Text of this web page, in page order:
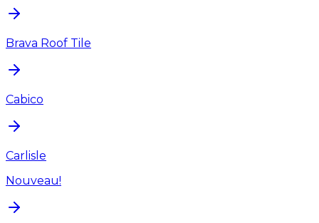
Brava Roof Tile
Cabico
Carlisle
Nouveau!